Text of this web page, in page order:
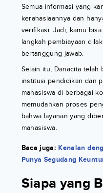
Semua informasi yang
kerahasiaannya dan
verifikasi. Jadi, kamu
langkah pembiayaan
bertanggung jawab.
Selain itu, Danacita telah
institusi pendidikan dan
mahasiswa di berbagai
memudahkan proses
bahwa layanan yang
mahasiswa.
Baca juga: Kenalan
Punya Segudang
Siapa yang